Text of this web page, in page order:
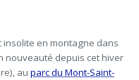
en montagne dans
nouveauté depuis cet hiver
au parc du Mont-Saint-